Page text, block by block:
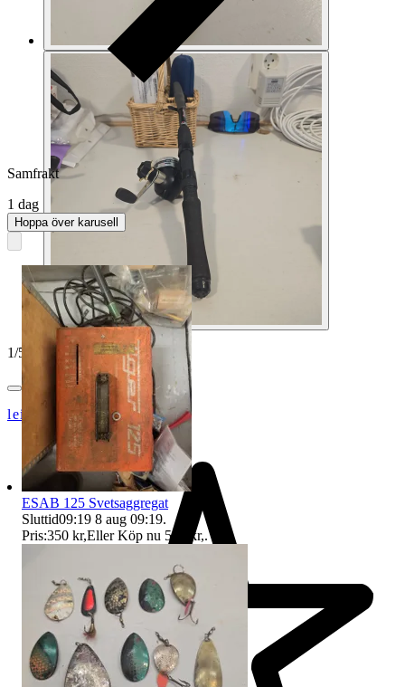
1/5
leifivar_2007
Samfrakt
1 dag
Hoppa över karusell
ESAB 125 Svetsaggregat
Sluttid09:19 8 aug 09:19.
Pris:350 kr,Eller Köp nu 550 kr,.